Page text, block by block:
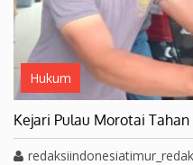
Hukum
Kejari Pulau Morotai Tahan